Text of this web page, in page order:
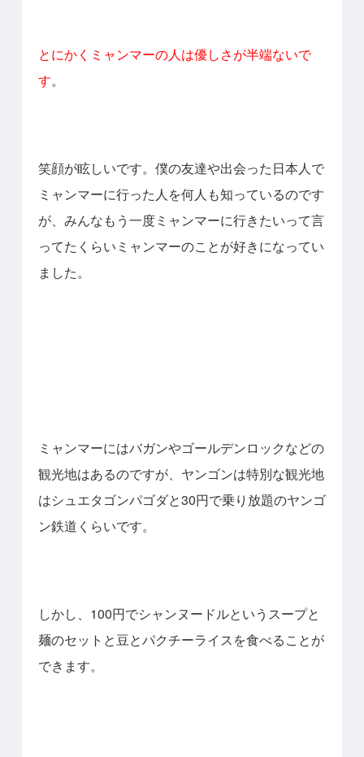
とにかくミャンマーの人は優しさが半端ないで
す。
笑顔が眩しいです。 僕の友達や出会った日本人で
ミャンマーに行った人を何人も知っているのです
が、みんなもう一度ミャンマーに行きたいって言
ってたくらいミャンマーのことが好きになってい
ました。
ミャンマーにはバガンやゴールデンロックなどの
観光地はあるのですが、 ヤンゴンは特別な観光地
はシュエタゴンパゴダと30円で乗り放題のヤンゴ
ン鉄道くらいです。
しかし、100円でシャンヌードルというスープと
麺のセットと豆とパクチーライスを食べることが
できます。